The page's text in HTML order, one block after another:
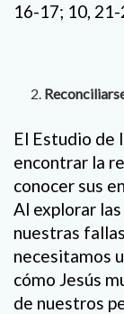
16-17; 10,
El Estudio de
encontrar la
conocer sus
Al explorar
nuestras
necesitamos
cómo Jesús
de nuestros